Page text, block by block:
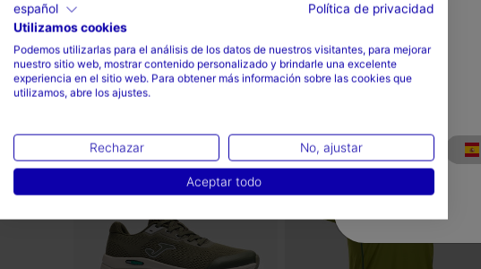
español
Política de privacidad
Utilizamos cookies
Podemos utilizarlas para el análisis de los datos de nuestros visitantes, para mejorar
nuestro sitio web, mostrar contenido personalizado y brindarle una excelente
experiencia en el sitio web. Para obtener más información sobre las cookies que
utilizamos, abre los ajustes.
Rechazar No, ajustar
Aceptar todo